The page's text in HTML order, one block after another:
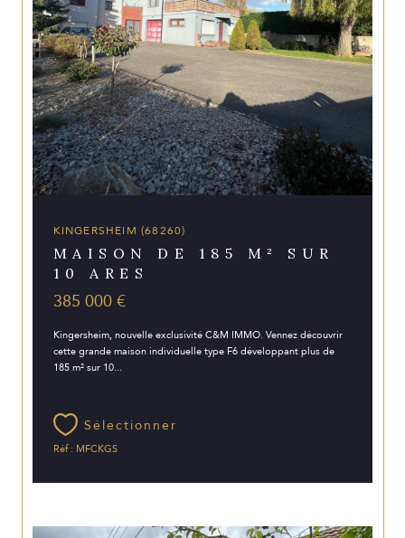
KINGERSHEIM (68260)
MAISON DE 185 M² SUR
10 ARES
385 000 €
Kingersheim, nouvelle exclusivité C&M IMMO. Vennez découvrir
cette grande maison individuelle type F6 développant plus de
185 m² sur 10...
Sélectionner
Réf : MFCKGS